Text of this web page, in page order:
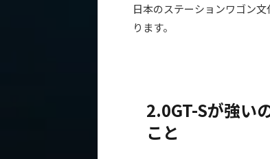
日本のステーションワゴン
ります。
2.0GT-Sが強い
こと